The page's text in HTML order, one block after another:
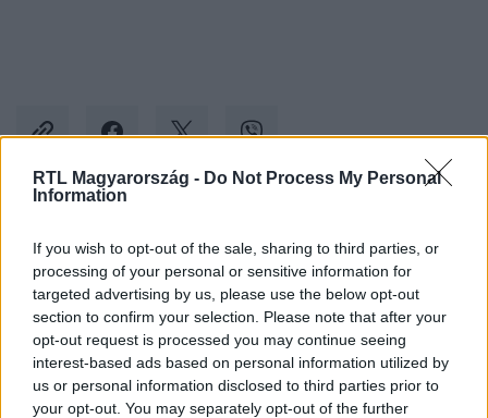
RTL Magyarország - Do Not Process My Personal
Information
If you wish to opt-out of the sale, sharing to third parties, or
processing of your personal or sensitive information for
targeted advertising by us, please use the below opt-out
section to confirm your selection. Please note that after your
opt-out request is processed you may continue seeing
interest-based ads based on personal information utilized by
us or personal information disclosed to third parties prior to
your opt-out. You may separately opt-out of the further
Facebookon is!
Követem